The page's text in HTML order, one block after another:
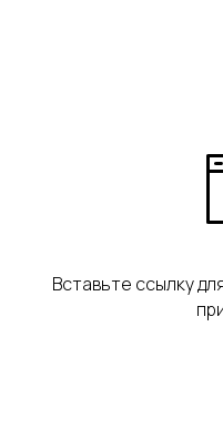
Вставьте ссылку